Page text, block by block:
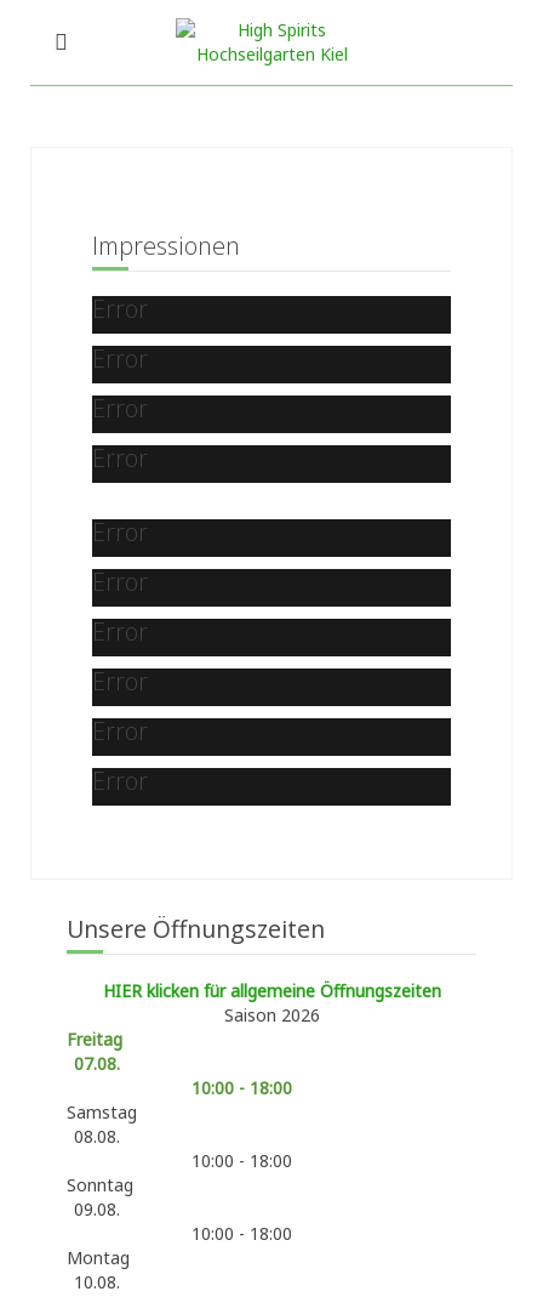
Impressionen
Error
Error
Error
Error
Error
Error
Error
Error
Error
Error
Unsere Öffnungszeiten
HIER klicken für allgemeine Öffnungszeiten
Saison 2026
Freitag
07.08.
10:00 - 18:00
Samstag
08.08.
10:00 - 18:00
Sonntag
09.08.
10:00 - 18:00
Montag
10.08.